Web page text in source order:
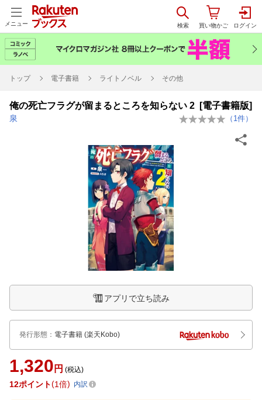
メニュー
トップ 電子書籍 ライトノベル その他
俺の死亡フラグが留まるところを知らない 2 [電子書籍版]
泉 （ 1 件）
アプリで立ち読み
発行形態 ： 電子書籍 (楽天Kobo)
1,320 円 (税込)
12ポイント 1倍 内訳